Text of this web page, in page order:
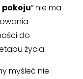
pokoju” nie ma
do
życia.
myśleć nie